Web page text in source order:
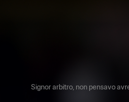
Signor arbitro, non pensavo